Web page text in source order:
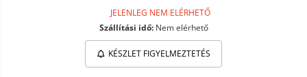
JELENLEG NEM ELÉRHETŐ
Szállítási idő:Nem elérhető
KÉSZLET FIGYELMEZTETÉS